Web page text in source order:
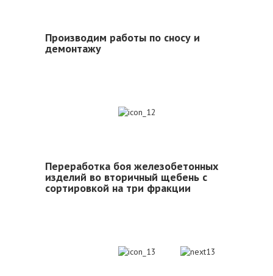
Производим работы по сносу и
демонтажу
Переработка боя железобетонных
изделий во вторичный щебень с
сортировкой на три фракции